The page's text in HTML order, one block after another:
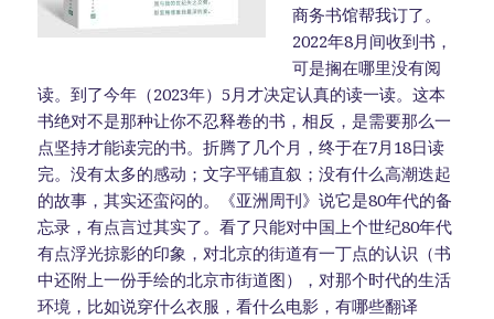
商务书馆帮我订了。
2022年8月间收到书，
可是搁在哪里没有阅
读。到了今年（2023年）5月才决定认真的读一读。这本
书绝对不是那种让你不忍释卷的书，相反，是需要那么一
点坚持才能读完的书。折腾了几个月，终于在7月18日读
完。没有太多的感动；文字平铺直叙；没有什么高潮迭起
的故事，其实还蛮闷的。《亚洲周刊》说它是80年代的备
忘录，有点言过其实了。看了只能对中国上个世纪80年代
有点浮光掠影的印象，对北京的街道有一丁点的认识（书
中还附上一份手绘的北京市街道图），对那个时代的生活
环境，比如说穿什么衣服，看什么电影，有哪些翻译